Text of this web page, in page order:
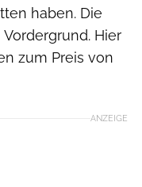
haben. Die
Hier
zum Preis von
ANZEIGE